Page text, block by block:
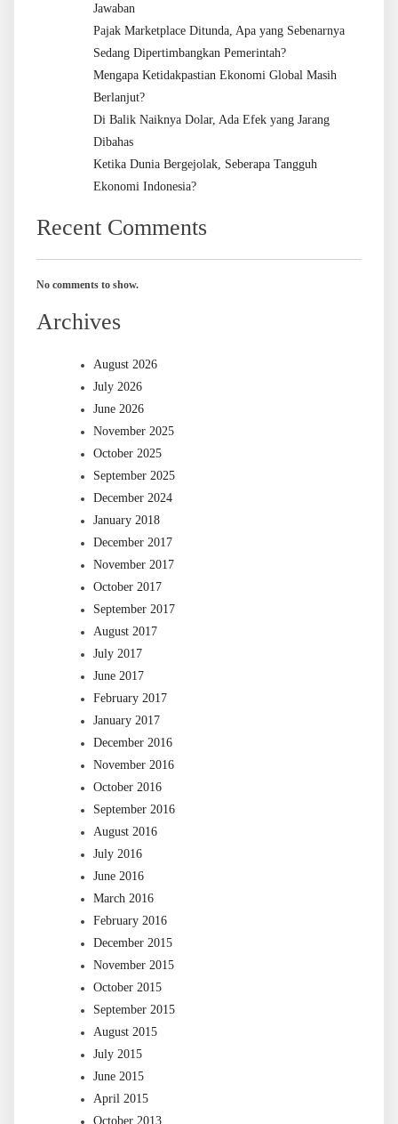
Jawaban
Pajak Marketplace Ditunda, Apa yang Sebenarnya
Sedang Dipertimbangkan Pemerintah?
Mengapa Ketidakpastian Ekonomi Global Masih
Berlanjut?
Di Balik Naiknya Dolar, Ada Efek yang Jarang
Dibahas
Ketika Dunia Bergejolak, Seberapa Tangguh
Ekonomi Indonesia?
Recent Comments
No comments to show.
Archives
August 2026
July 2026
June 2026
November 2025
October 2025
September 2025
December 2024
January 2018
December 2017
November 2017
October 2017
September 2017
August 2017
July 2017
June 2017
February 2017
January 2017
December 2016
November 2016
October 2016
September 2016
August 2016
July 2016
June 2016
March 2016
February 2016
December 2015
November 2015
October 2015
September 2015
August 2015
July 2015
June 2015
April 2015
October 2013